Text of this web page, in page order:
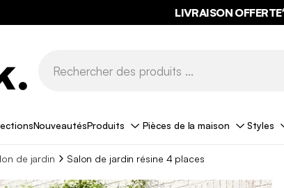
LIVRAISON
NouveautésProduits Pièces de la maison Styles
de jardin Salon de jardin résine 4 places